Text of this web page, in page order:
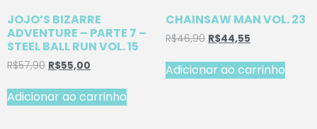
JOJO’S BIZARRE
ADVENTURE – PARTE 7 –
STEEL BALL RUN VOL. 15
R$57,90 R$55,00
Adicionar ao carrinho
CHAINSAW MAN VOL. 23
R$46,90 R$44,55
Adicionar ao carrinho